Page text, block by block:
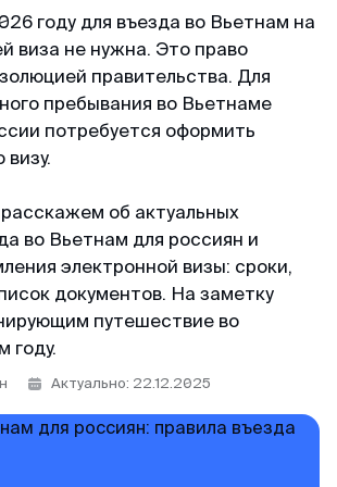
5 Napier Road, Republic of
миграции и контроля
· 2025
команде MyVisaWorld за
помощь в оформлении K-
четко, быстро и очень удобно.
и успехов вашему бизнесу!
день с 10:00 до 22:00 по
году для въезда во Вьетнам на
виза не нужна. Это право
правительства. Для
пребывания во Вьетнаме
потребуется оформить
визу.
об актуальных
во Вьетнам для россиян и
электронной визы: сроки,
документов. На заметку
путешествие во
году.
Актуально: 22.12.2025